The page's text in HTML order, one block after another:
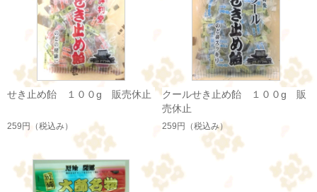
せき止め飴 １００g 販売休止
259円 （税込み）
クールせき止め飴 １００g 販
売休止
259円 （税込み）